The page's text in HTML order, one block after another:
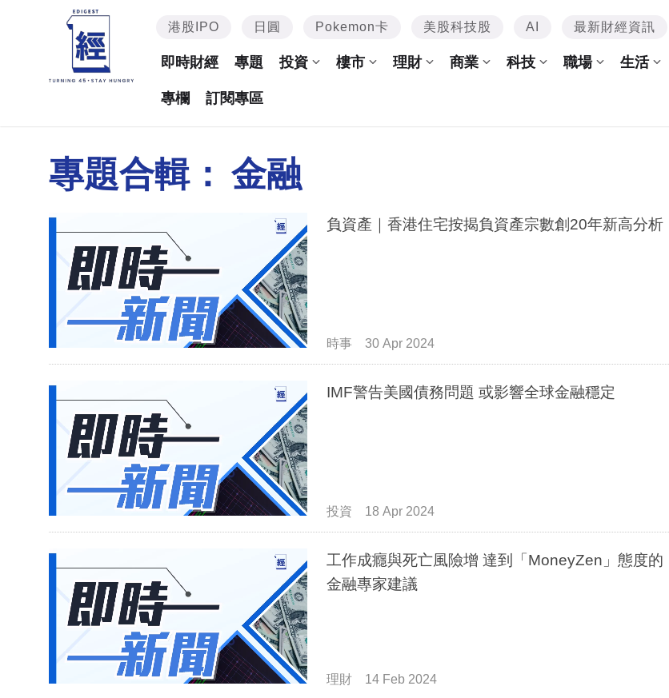
港股IPO 日圓 Pokemon卡 美股科技股 AI 最新財經資訊
即時財經 專題 投資 樓市 理財 商業 科技 職場 生活
專欄 訂閱專區
專題合輯： 金融
負資產｜香港住宅按揭負資產宗數創20年新高分析
時事 30 Apr 2024
IMF警告美國債務問題 或影響全球金融穩定
投資 18 Apr 2024
工作成癮與死亡風險增 達到「MoneyZen」態度的
金融專家建議
理財 14 Feb 2024